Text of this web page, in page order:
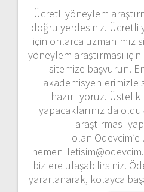
Ücretli yöneylem
doğru yerdesiniz. Ücretli
için onlarca uzmanımız
yöneylem araştırması
sitemize başvurun.
akademisyenlerimizle
hazırlıyoruz.
yapacaklarınız da
araştırması
olan
hemen
bizlere ulaşabilirsiniz.
yararlanarak, kolayca